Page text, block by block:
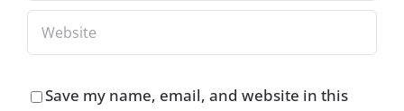
Save my name, email, and website in this